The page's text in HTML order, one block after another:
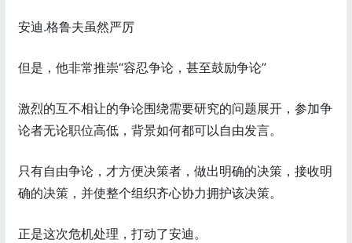
安迪.格鲁夫虽然严厉
但是，他非常推崇“容忍争论，甚至鼓励争论”
激烈的互不相让的争论围绕需要研究的问题展开，参加争
论者无论职位高低，背景如何都可以自由发言。
只有自由争论，才方便决策者，做出明确的决策，接收明
确的决策，并使整个组织齐心协力拥护该决策。
正是这次危机处理，打动了安迪。